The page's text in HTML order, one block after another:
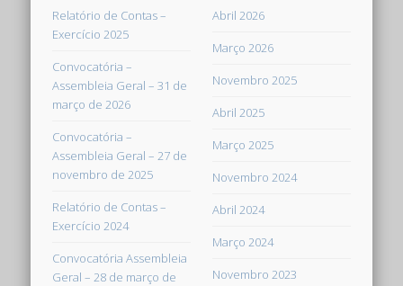
Relatório de Contas –
Exercício 2025
Convocatória –
Assembleia Geral – 31 de
março de 2026
Convocatória –
Assembleia Geral – 27 de
novembro de 2025
Relatório de Contas –
Exercício 2024
Convocatória Assembleia
Geral – 28 de março de
Abril 2026
Março 2026
Novembro 2025
Abril 2025
Março 2025
Novembro 2024
Abril 2024
Março 2024
Novembro 2023